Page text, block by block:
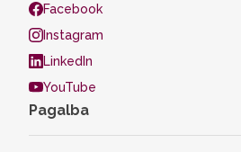
Facebook
Instagram
LinkedIn
YouTube
Pagalba